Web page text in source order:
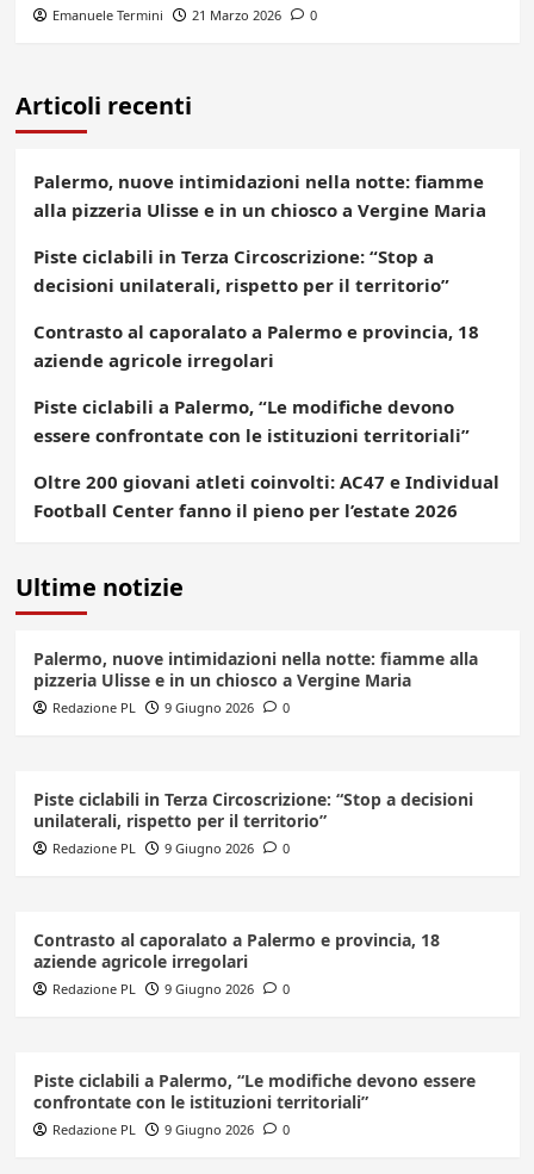
Emanuele Termini 21 Marzo 2026 0
Articoli recenti
Palermo, nuove intimidazioni nella notte: fiamme
alla pizzeria Ulisse e in un chiosco a Vergine Maria
Piste ciclabili in Terza Circoscrizione: “Stop a
decisioni unilaterali, rispetto per il territorio”
Contrasto al caporalato a Palermo e provincia, 18
aziende agricole irregolari
Piste ciclabili a Palermo, “Le modifiche devono
essere confrontate con le istituzioni territoriali”
Oltre 200 giovani atleti coinvolti: AC47 e Individual
Football Center fanno il pieno per l’estate 2026
Ultime notizie
Palermo, nuove intimidazioni nella notte: fiamme alla
pizzeria Ulisse e in un chiosco a Vergine Maria
Redazione PL 9 Giugno 2026 0
Piste ciclabili in Terza Circoscrizione: “Stop a decisioni
unilaterali, rispetto per il territorio”
Redazione PL 9 Giugno 2026 0
Contrasto al caporalato a Palermo e provincia, 18
aziende agricole irregolari
Redazione PL 9 Giugno 2026 0
Piste ciclabili a Palermo, “Le modifiche devono essere
confrontate con le istituzioni territoriali”
Redazione PL 9 Giugno 2026 0